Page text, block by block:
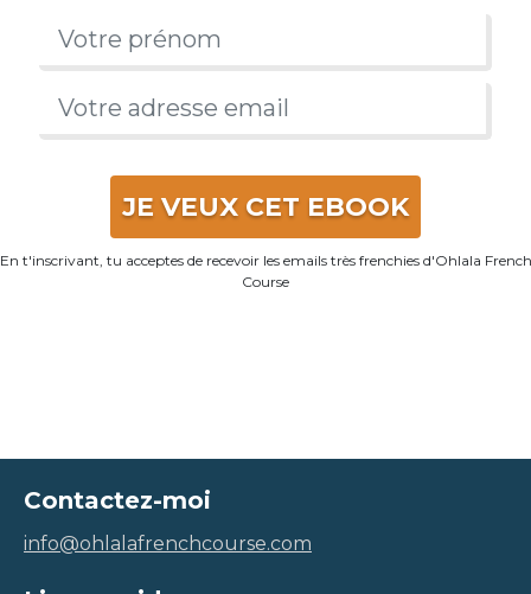
JE VEUX CET EBOOK
En t'inscrivant, tu acceptes de recevoir les emails très frenchies d'Ohlala French
Course
Contactez-moi
info@ohlalafrenchcourse.com